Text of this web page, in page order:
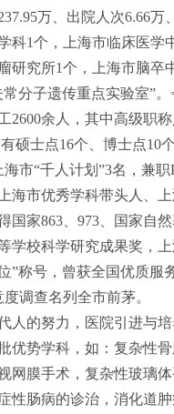
万、出院人次6.66
科1个，上海市临床医学
研究所1个，上海市脑
分子遗传重点实验室”。
2600余人，其中高级职
硕士点16个、博士点10
市“千人计划”3名，兼
海市优秀学科带头人、
国家863、973、国家自
学校科学研究成果奖，
”称号，曾获全国优质服
调查名列全市前茅。
的努力，医院引进与培
优势学科，如：复杂性
网膜手术，复杂性玻璃
性肠病的诊治，消化道